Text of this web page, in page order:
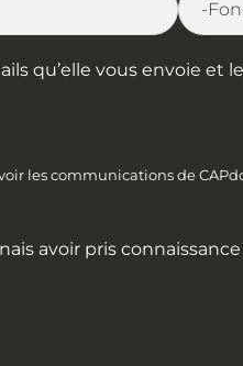
qu’elle vous envoie et
les communications de
avoir pris connaissance